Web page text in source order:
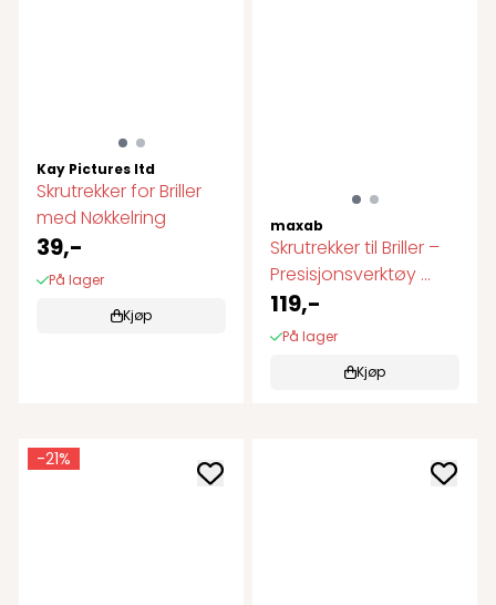
Kay Pictures ltd
Skrutrekker for Briller
med Nøkkelring
39,-
På lager
Kjøp
maxab
Skrutrekker til Briller –
Presisjonsverktøy ...
119,-
På lager
Kjøp
-21%